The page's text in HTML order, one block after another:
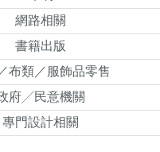
網路相關
書籍出版
布類／服飾品零售
府╱民意機關
專門設計相關